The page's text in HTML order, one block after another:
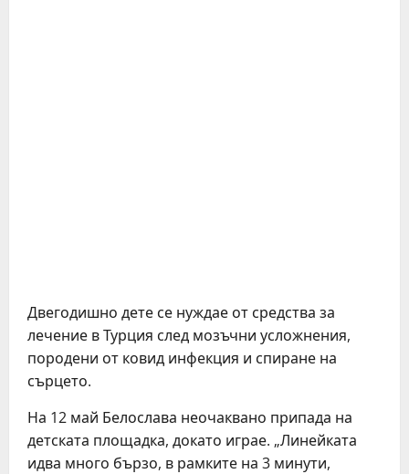
Двегодишно дете се нуждае от средства за
лечение в Турция след мозъчни усложнения,
породени от ковид инфекция и спиране на
сърцето.
На 12 май Белослава неочаквано припада на
детската площадка, докато играе. „Линейката
идва много бързо, в рамките на 3 минути,